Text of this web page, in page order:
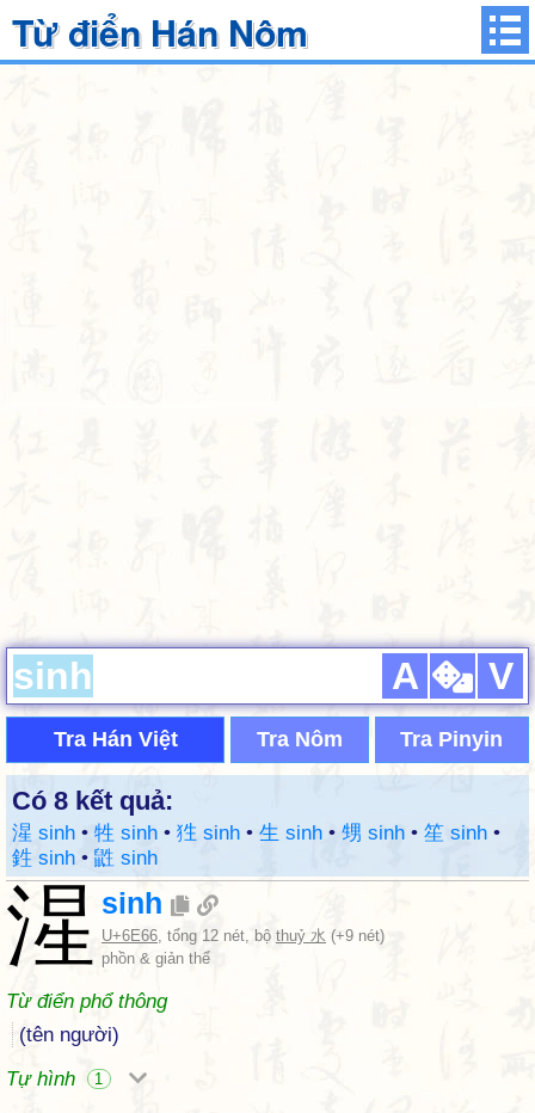
Từ điển Hán Nôm
A V
Tra Hán Việt Tra Nôm Tra Pinyin
Có 8 kết quả:
湦 sinh • 牲 sinh • 狌 sinh • 生 sinh • 甥 sinh • 笙 sinh •
鉎 sinh • 鼪 sinh
湦 sinh
U+6E66, tổng 12 nét, bộ thuỷ 水 (+9 nét)
phồn & giản thể
Từ điển phổ thông
(tên người)
Tự hình
1